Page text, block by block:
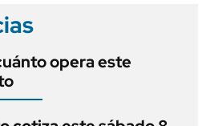
opera este